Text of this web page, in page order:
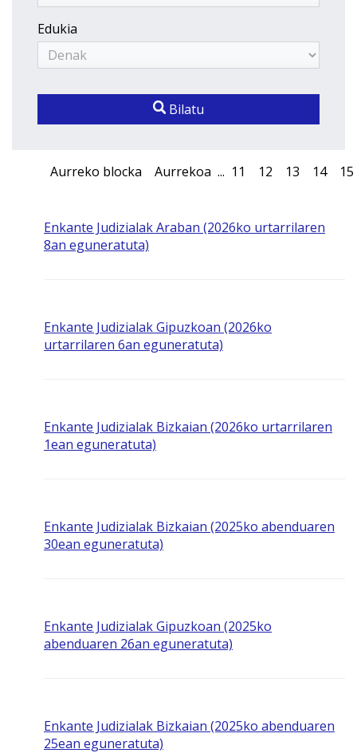
Edukia
Bilatu
Aurreko blocka Aurrekoa ... 11 12 13 14 15
Enkante Judizialak Araban (2026ko urtarrilaren
8an eguneratuta)
Enkante Judizialak Gipuzkoan (2026ko
urtarrilaren 6an eguneratuta)
Enkante Judizialak Bizkaian (2026ko urtarrilaren
1ean eguneratuta)
Enkante Judizialak Bizkaian (2025ko abenduaren
30ean eguneratuta)
Enkante Judizialak Gipuzkoan (2025ko
abenduaren 26an eguneratuta)
Enkante Judizialak Bizkaian (2025ko abenduaren
25ean eguneratuta)